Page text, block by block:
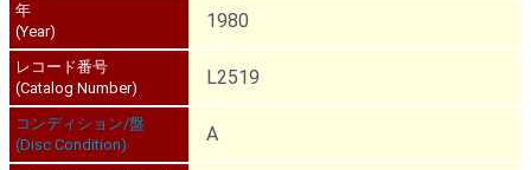
年
(Year)
1980
レコード番号
(Catalog Number)
L2519
コンディション/盤
(Disc Condition)
A